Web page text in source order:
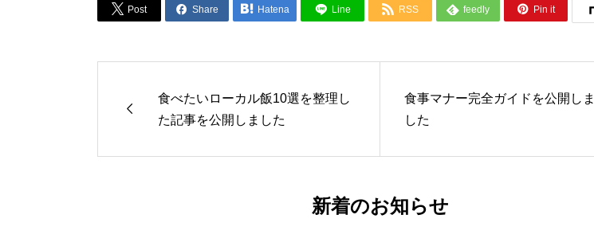
 Post  Share  Hatena Line  RSS  feedly  Pin it

食べたいローカル飯10選を整理し
た記事を公開しました
食事マナー完全ガイドを公開しま
した
新着のお知らせ